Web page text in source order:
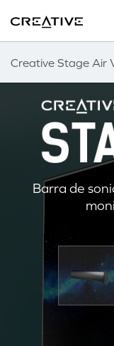
Creative Stage Air
Volver arriba
Barra de